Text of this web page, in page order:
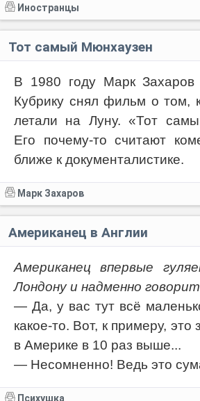
Иностранцы
Тот самый Мюнхаузен
В 1980 году Марк Захаров
Кубрику снял фильм о том,
летали на Луну. «Тот
Его почему-то считают
ближе к документалистике.
Марк Захаров
Американец в Англии
Американец впервые
Лондону и надменно
— Да, у вас тут всё
какое-то. Вот, к примеру,
в Америке в 10 раз выше...
— Несомненно! Ведь это
Психушка